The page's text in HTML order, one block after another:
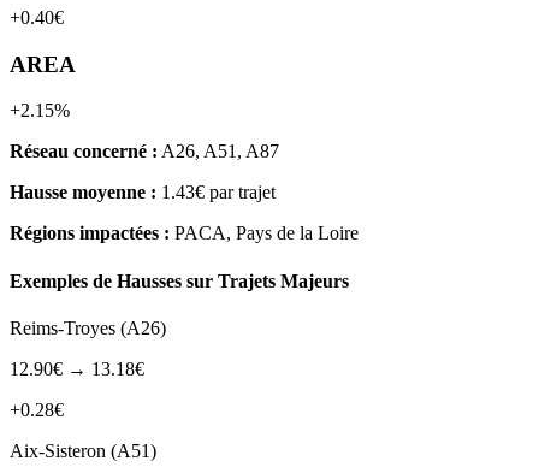
+0.40€
AREA
+2.15%
Réseau concerné : A26, A51, A87
Hausse moyenne : 1.43€ par trajet
Régions impactées : PACA, Pays de la Loire
Exemples de Hausses sur Trajets Majeurs
Reims-Troyes (A26)
12.90€ → 13.18€
+0.28€
Aix-Sisteron (A51)